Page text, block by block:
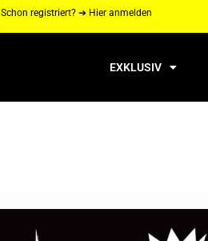
Schon registriert? ➔ Hier anmelden
EXKLUSIV